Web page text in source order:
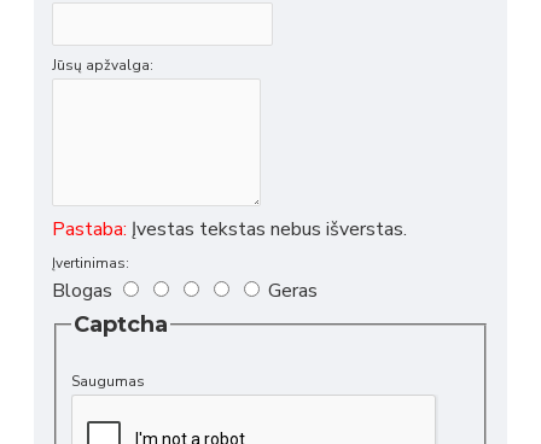
Jūsų apžvalga:
Pastaba: Įvestas tekstas nebus išverstas.
Įvertinimas:
Blogas
Geras
Captcha
Saugumas